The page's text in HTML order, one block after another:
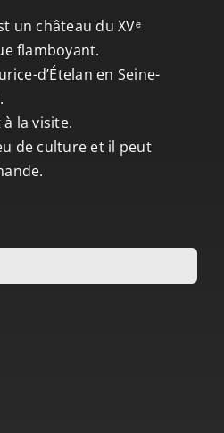
un château du XVᵉ
flamboyant.
d’Ételan en Seine-
la visite.
de culture et il peut